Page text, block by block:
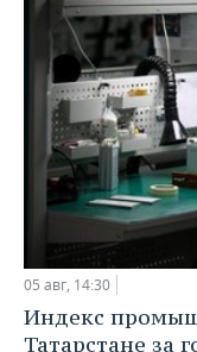
05 авг, 14:30
Индекс
Татарстане за